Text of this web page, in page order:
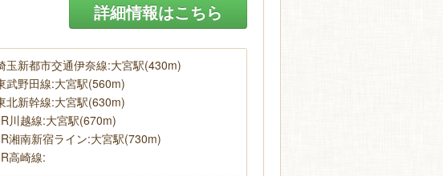
詳細情報はこちら
玉新都市交通伊奈線:大宮駅(430m)
武野田線:大宮駅(560m)
北新幹線:大宮駅(630m)
川越線:大宮駅(670m)
湘南新宿ライン:大宮駅(730m)
高崎線: